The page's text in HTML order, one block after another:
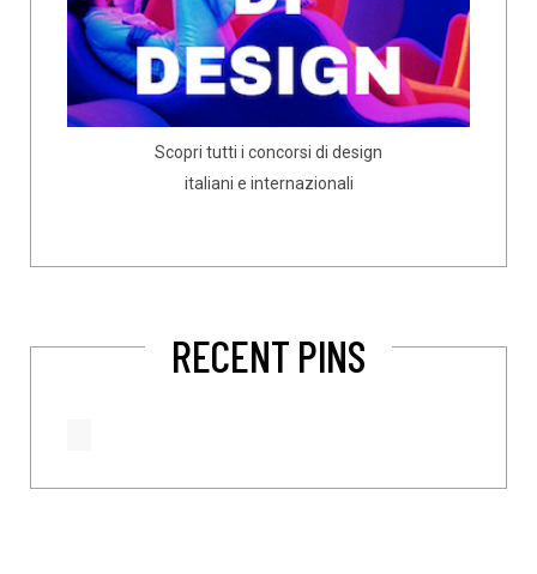
Scopri tutti i concorsi di design
italiani e internazionali
RECENT PINS